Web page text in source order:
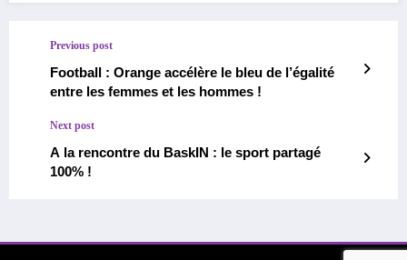
Previous post
Football : Orange accélère le bleu de l’égalité
entre les femmes et les hommes !
Next post
A la rencontre du BaskIN : le sport partagé
100% !